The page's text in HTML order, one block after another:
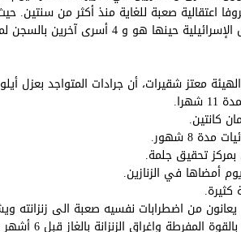
اعتقالية صعبة للغاية منذ أكثر من
آخرين بالسجن لمدة 4 سنوات، وغرامة مالية بقيمة 2000 شيكل .
معتز شقيرات، أن جرادات المتواجد بعزل